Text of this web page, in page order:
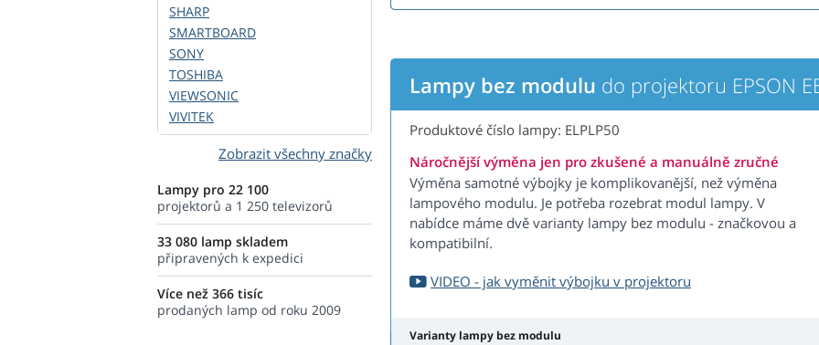
Lampy bez modulu do projektoru EPSON
Produktové číslo lampy: ELPLP50
Náročnější výměna jen pro zkušené a manuálně zručné
Výměna samotné výbojky je komplikovanější, než výměna
lampového modulu. Je potřeba rozebrat modul lampy. V
nabídce máme dvě varianty lampy bez modulu - značkovou a
kompatibilní.
VIDEO - jak vyměnit výbojku v projektoru
Varianty lampy bez modulu
SHARP
SMARTBOARD
SONY
TOSHIBA
VIEWSONIC
VIVITEK
Zobrazit všechny značky
Lampy pro 22 100
projektorů a 1 250 televizorů
33 080 lamp skladem
připravených k expedici
Více než 366 tisíc
prodaných lamp od roku 2009